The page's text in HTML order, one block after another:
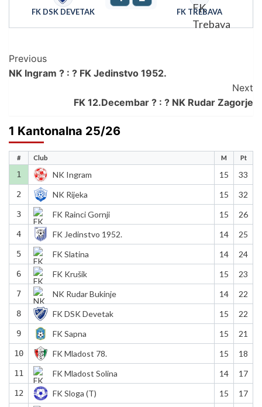
FK DSK DEVETAK FK TREBAVA
Post
Navigation
Previous
NK Ingram ? : ? FK Jedinstvo 1952.
Next
FK 12.Decembar ? : ? NK Rudar Zagorje
1 Kantonalna 25/26
# Club M Pt
1 NK Ingram 15 33
2 NK Rijeka 15 32
3 FK Rainci Gornji 15 26
4 FK Jedinstvo 1952. 14 25
5 FK Slatina 14 24
6 FK Krušik 15 23
7 NK Rudar Bukinje 14 22
8 FK DSK Devetak 15 22
9 FK Sapna 15 21
10 FK Mladost 78. 15 18
11 FK Mladost Solina 14 17
12 FK Sloga (T) 15 17